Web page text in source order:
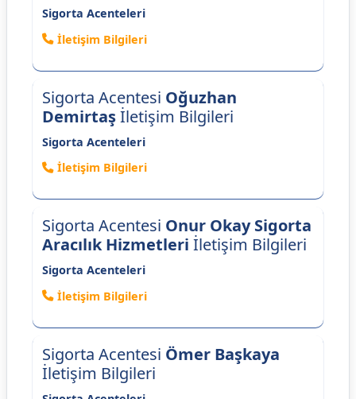
Sigorta Acenteleri
İletişim Bilgileri
Sigorta Acentesi Oğuzhan
Demirtaşİletişim Bilgileri
Sigorta Acenteleri
İletişim Bilgileri
Sigorta Acentesi Onur Okay Sigorta
Aracılık Hizmetleri İletişim Bilgileri
Sigorta Acenteleri
İletişim Bilgileri
Sigorta Acentesi Ömer Başkaya
İletişim Bilgileri